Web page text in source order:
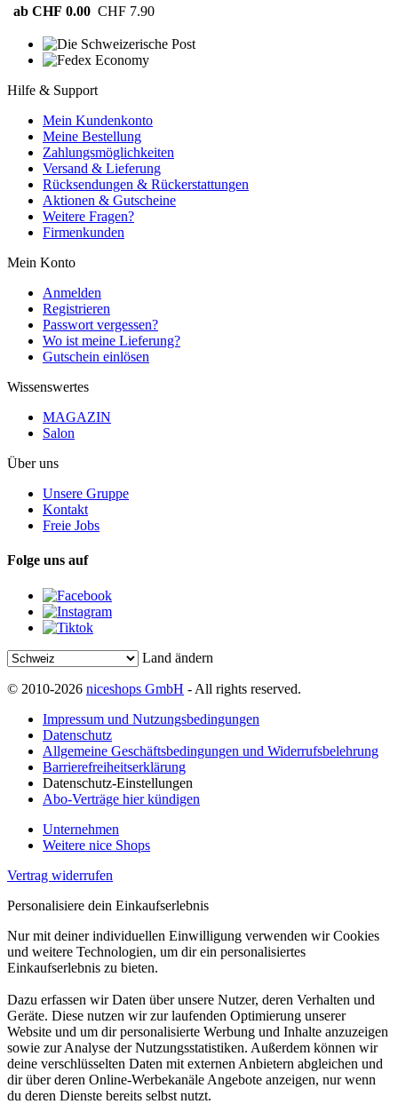
ab CHF 0.00 CHF 7.90
Hilfe & Support
Mein Kundenkonto
Meine Bestellung
Zahlungsmöglichkeiten
Versand & Lieferung
Rücksendungen & Rückerstattungen
Aktionen & Gutscheine
Weitere Fragen?
Firmenkunden
Mein Konto
Anmelden
Registrieren
Passwort vergessen?
Wo ist meine Lieferung?
Gutschein einlösen
Wissenswertes
MAGAZIN
Salon
Über uns
Unsere Gruppe
Kontakt
Freie Jobs
Folge uns auf
Land ändern
© 2010-2026 niceshops GmbH - All rights reserved.
Impressum und Nutzungsbedingungen
Datenschutz
Allgemeine Geschäftsbedingungen und Widerrufsbelehrung
Barrierefreiheitserklärung
Datenschutz-Einstellungen
Abo-Verträge hier kündigen
Unternehmen
Weitere nice Shops
Vertrag widerrufen
Personalisiere dein Einkaufserlebnis
Nur mit deiner individuellen Einwilligung verwenden wir Cookies
und weitere Technologien, um dir ein personalisiertes
Einkaufserlebnis zu bieten.
Dazu erfassen wir Daten über unsere Nutzer, deren Verhalten und
Geräte. Diese nutzen wir zur laufenden Optimierung unserer
Website und um dir personalisierte Werbung und Inhalte anzuzeigen
sowie zur Analyse der Nutzungsstatistiken. Außerdem können wir
deine verschlüsselten Daten mit externen Anbietern abgleichen und
dir über deren Online-Werbekanäle Angebote anzeigen, nur wenn
du deren Dienste bereits selbst nutzt.